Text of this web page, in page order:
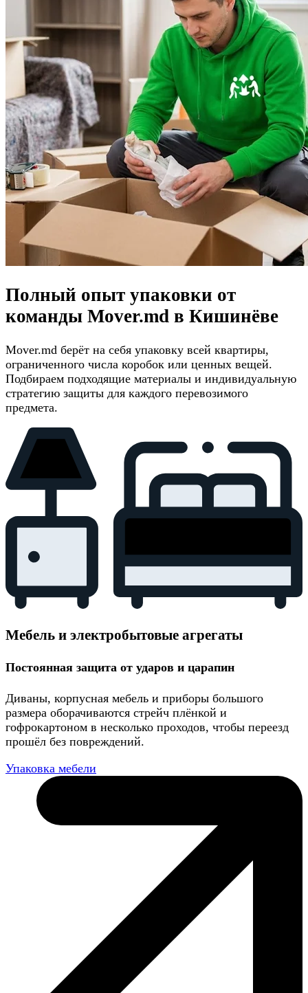
Полный опыт упаковки от
команды Mover.md в Кишинёве
Mover.md берёт на себя упаковку всей квартиры,
ограниченного числа коробок или ценных вещей.
Подбираем подходящие материалы и индивидуальную
стратегию защиты для каждого перевозимого
предмета.
Мебель и электробытовые агрегаты
Постоянная защита от ударов и царапин
Диваны, корпусная мебель и приборы большого
размера оборачиваются стрейч плёнкой и
гофрокартоном в несколько проходов, чтобы переезд
прошёл без повреждений.
Упаковка мебели